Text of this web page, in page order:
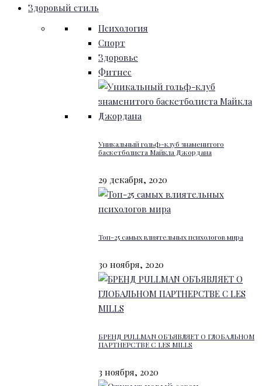
Здоровый стиль
Психология
Спорт
Здоровье
Фитнес
Уникальный гольф-клуб знаменитого
баскетболиста Майкла Джордана
29 декабря, 2020
Топ-25 самых влиятельных психологов мира
30 ноября, 2020
БРЕНД PULLMAN ОБЪЯВЛЯЕТ О ГЛОБАЛЬНОМ
ПАРТНЕРСТВЕ С LES MILLS
3 ноября, 2020